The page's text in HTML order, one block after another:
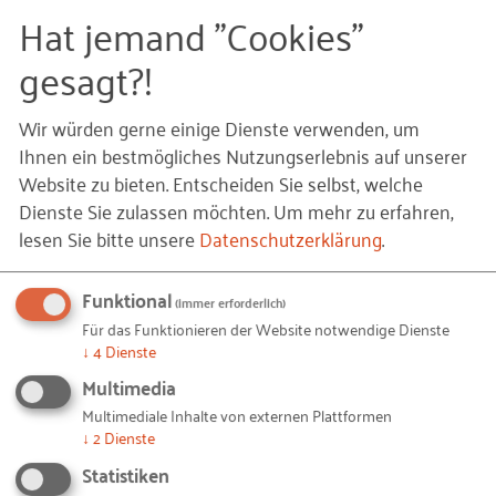
Organisation
Wie organisieren Sie Ihre Social-Media-Aktivitäten?
Wer hat beim Thema Social Media den Hut auf?
Wann sind Sie über Social Media erreichbar?
Wer antwortet und kommentiert?
Treffen Sie sich regelmäßig im Team, um zu
besprechen, wer was wann und wie macht?
Wer hat alles einen Zugang zu Social Media,
wer verwaltet das Passwort?
Wer schult neue Mitarbeitende?
Wo halten Sie die Ideen für Ihre Inhalte fest?
Wäre ein Redaktionsplan sinnvoll?
MEHR ANZEIGEN
Datenschutz und rechtliche
Rahmenbedingungen beachten
Haben Sie die Nutzungsrechte für Bilder und
Videos aller Beteiligten eingeholt?
Vereinbaren Sie mit allen Beteiligten Regeln, die das
Hat jemand "Cookies"
gesagt?!
Wir würden gerne einige Dienste verwenden, um
Ihnen ein bestmögliches Nutzungserlebnis auf unserer
Website zu bieten. Entscheiden Sie selbst, welche
Dienste Sie zulassen möchten.Um mehr zu erfahren,
lesen Sie bitte unsereDatenschutzerklärung.
Funktional(immer erforderlich)
Für das Funktionieren der Website notwendige Dienste
↓ 4Dienste
Multimedia
Multimediale Inhalte von externen Plattformen
↓ 2Dienste
Statistiken